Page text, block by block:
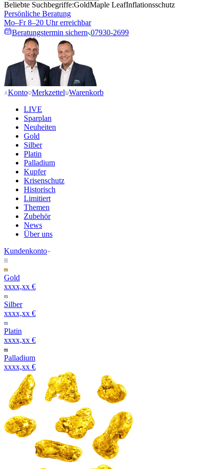
Beliebte Suchbegriffe:GoldMaple LeafInflationsschutz
Persönliche Beratung
Mo–Fr 8–20 Uhr erreichbar
Beratungstermin sichern 07930-2699
Konto Merkzettel Warenkorb
LIVE
Sparplan
Neuheiten
Gold
Silber
Platin
Palladium
Kupfer
Krisenschutz
Historisch
Limitiert
Themen
Zubehör
News
Über uns
Kundenkonto
Gold
xxxx,xx €
Silber
xxxx,xx €
Platin
xxxx,xx €
Palladium
xxxx,xx €